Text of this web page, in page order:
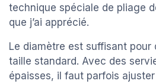
technique spéciale de pliage
que j’ai apprécié.
Le diamètre est suffisant pour
taille standard. Avec des
épaisses, il faut parfois